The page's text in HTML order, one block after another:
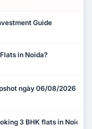
Guide
in Noida?
ngày 06/08/2026
3 BHK flats in Noida?